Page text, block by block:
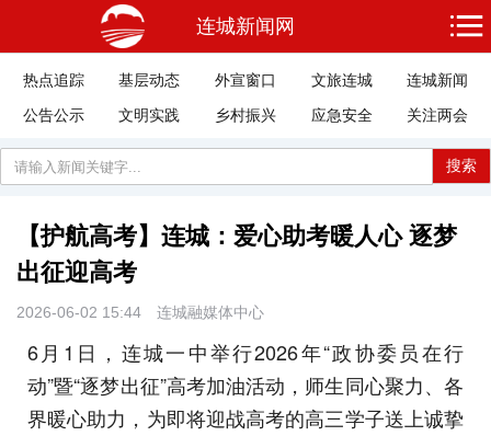
连城新闻网
热点追踪 基层动态 外宣窗口 文旅连城
连城新闻
公告公示
文明实践 乡村振兴 应急安全 关注两会
搜索
【护航高考】连城：爱心助考暖人心 逐梦
出征迎高考
2026-06-02 15:44 连城融媒体中心
6月1日，连城一中举行2026年“政协委员在行
动”暨“逐梦出征”高考加油活动，师生同心聚力、各
界暖心助力，为即将迎战高考的高三学子送上诚挚